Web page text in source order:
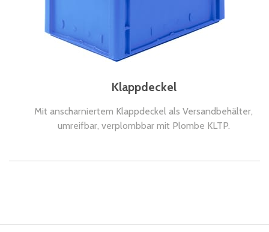
Klappdeckel
Mit anscharniertem Klappdeckel als Versandbehälter,
umreifbar, verplombbar mit Plombe KLTP.